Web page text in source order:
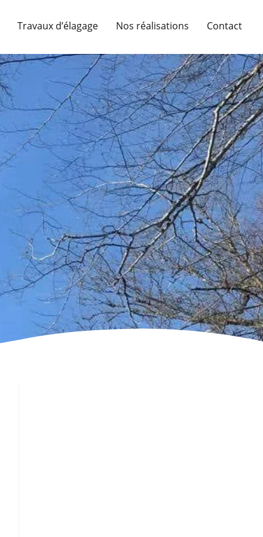
Travaux d’élagage Nos réalisations Contact